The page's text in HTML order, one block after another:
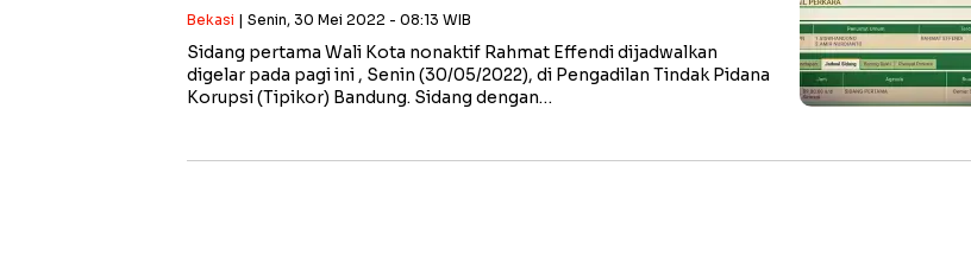
Bekasi | Senin, 30 Mei 2022 - 08:13 WIB
Sidang pertama Wali Kota nonaktif Rahmat Effendi dijadwalkan
digelar pada pagi ini , Senin (30/05/2022), di Pengadilan Tindak Pidana
Korupsi (Tipikor) Bandung. Sidang dengan…